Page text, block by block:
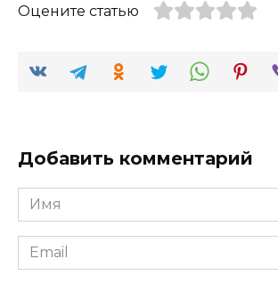
Оцените статью
Добавить комментарий
Имя
Email